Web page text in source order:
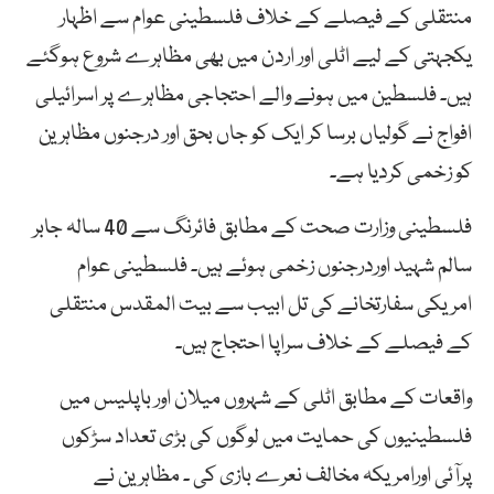
منتقلی کے فیصلے کے خلاف فلسطینی عوام سے اظہار
یکجہتی کے لیے اٹلی اور اردن میں بھی مظاہرے شروع ہوگئے
ہیں۔ فلسطین میں ہونے والے احتجاجی مظاہرے پر اسرائیلی
افواج نے گولیاں برسا کر ایک کو جاں بحق اور درجنوں مظاہرین
کو زخمی کردیا ہے۔
فلسطینی وزارت صحت کے مطابق فائرنگ سے 40 سالہ جابر
سالم شہید اوردرجنوں زخمی ہوئے ہیں۔ فلسطینی عوام
امریکی سفارتخانے کی تل ابیب سے بیت المقدس منتقلی
کے فیصلے کے خلاف سراپا احتجاج ہیں۔
واقعات کے مطابق اٹلی کے شہروں میلان اور باپلیس میں
فلسطینیوں کی حمایت میں لوگوں کی بڑی تعداد سڑکوں
پرآئی اورامریکہ مخالف نعرے بازی کی ۔ مظاہرین نے